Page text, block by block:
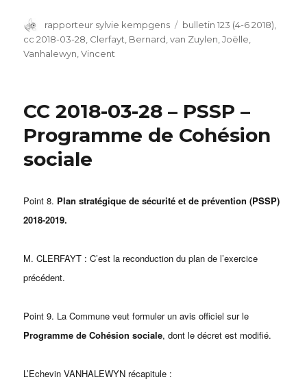
Auteur
rapporteur sylvie kempgens Catégories
bulletin 123 (4-6 2018)
cc 2018-03-28 Clerfayt, Bernard ,van Zuylen, Joëlle
Vanhalewyn, Vincent
CC 2018-03-28 – PSSP –
Programme de Cohésion
sociale
Point 8. Plan stratégique de sécurité et de prévention (PSSP)
2018-2019.
M. CLERFAYT : C’est la reconduction du plan de l’exercice
précédent.
Point 9. La Commune veut formuler un avis officiel sur le
Programme de Cohésion sociale, dont le décret est modifié.
L’Echevin VANHALEWYN récapitule :